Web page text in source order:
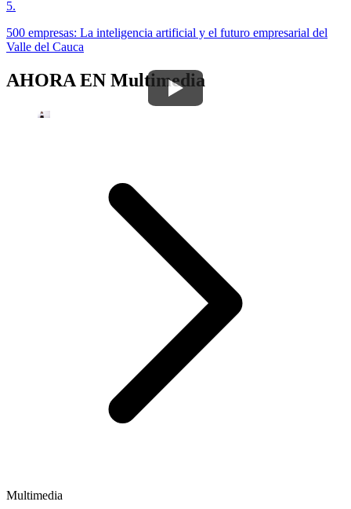
5.
500 empresas: La inteligencia artificial y el futuro empresarial del
Valle del Cauca
AHORA EN Multimedia
Multimedia